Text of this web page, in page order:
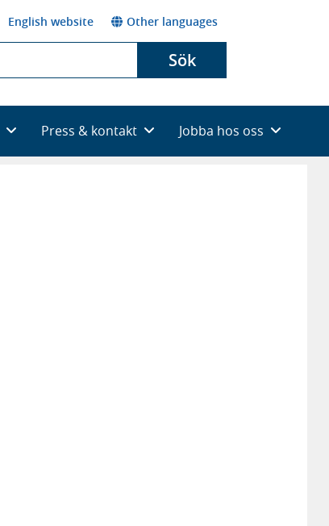
English website Other languages
Sök
Press & kontakt Jobba hos oss